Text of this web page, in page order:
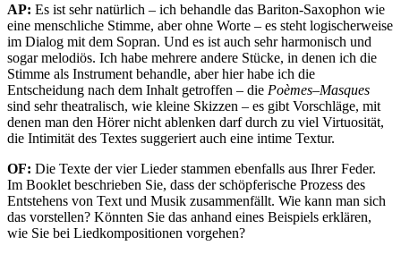
AP: Es ist sehr natürlich – ich behandle das Bariton-Saxophon wie
eine menschliche Stimme, aber ohne Worte – es steht logischerweise
im Dialog mit dem Sopran. Und es ist auch sehr harmonisch und
sogar melodiös. Ich habe mehrere andere Stücke, in denen ich die
Stimme als Instrument behandle, aber hier habe ich die
Entscheidung nach dem Inhalt getroffen – die Poèmes–Masques
sind sehr theatralisch, wie kleine Skizzen – es gibt Vorschläge, mit
denen man den Hörer nicht ablenken darf durch zu viel Virtuosität,
die Intimität des Textes suggeriert auch eine intime Textur.
OF: Die Texte der vier Lieder stammen ebenfalls aus Ihrer Feder.
Im Booklet beschrieben Sie, dass der schöpferische Prozess des
Entstehens von Text und Musik zusammenfällt. Wie kann man sich
das vorstellen? Könnten Sie das anhand eines Beispiels erklären,
wie Sie bei Liedkompositionen vorgehen?